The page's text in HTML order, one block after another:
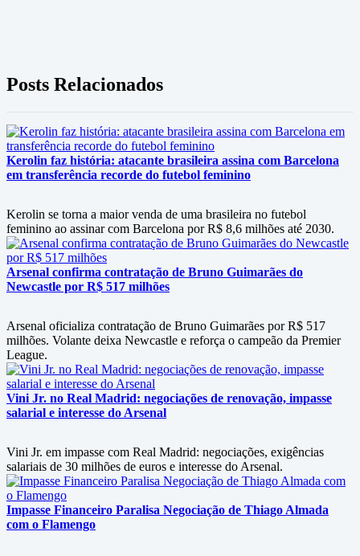
Posts Relacionados
Kerolin faz história: atacante brasileira assina com Barcelona
em transferência recorde do futebol feminino
Kerolin se torna a maior venda de uma brasileira no futebol
feminino ao assinar com Barcelona por R$ 8,6 milhões até 2030.
Arsenal confirma contratação de Bruno Guimarães do
Newcastle por R$ 517 milhões
Arsenal oficializa contratação de Bruno Guimarães por R$ 517
milhões. Volante deixa Newcastle e reforça o campeão da Premier
League.
Vini Jr. no Real Madrid: negociações de renovação, impasse
salarial e interesse do Arsenal
Vini Jr. em impasse com Real Madrid: negociações, exigências
salariais de 30 milhões de euros e interesse do Arsenal.
Impasse Financeiro Paralisa Negociação de Thiago Almada
com o Flamengo